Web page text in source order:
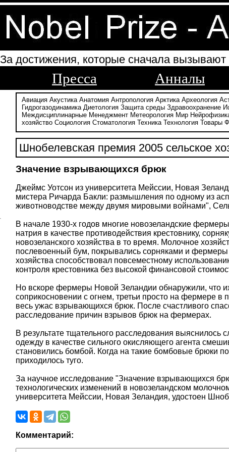
За достижения, которые сначала
Пресса Анналы
Авиация Акустика Анатомия Антропология Арктика Археология
Гидрогазодинамика Диетология Защита среды Здравоохранение
Междисциплинарные Менеджмент Метеорология Мир
хозяйство Социология Стоматология Техника Технология Товары
Шнобелевская премия 2005 сельское
Значение взрывающихся брюк
Джеймс Уотсон из университета Мейссии, Новая
мистера Ричарда Бакли: размышления по одному из
животноводстве между двумя мировыми войнами",
В начале 1930-х годов многие новозеландские
натрия в качестве противодействия крестовнику,
новозеланского хозяйства в то время. Молочное
послевоенный бум, покрывались сорняками и фермеры
хозяйства способствовал повсеместному
контроля крестовника без высокой финансовой
Но вскоре фермеры Новой Зеландии обнаружили, что
соприкосновении с огнем, третьи просто на фермере
весь ужас взрывающихся брюк. После счастливого
расследование причин взрывов брюк на фермерах.
В результате тщательного расследования
одежду в качестве сильного окисляющего агента
становились бомбой. Когда на такие бомбовые брюки
приходилось туго.
За научное исследование "Значение взрывающихся
технологических изменений в новозеландском
университета Мейссии, Новая Зеландия, удостоен
Комментарий: